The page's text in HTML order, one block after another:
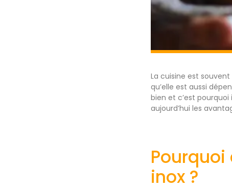
La cuisine est
qu’elle est aussi
bien et c’est
aujourd’hui les
inox ?